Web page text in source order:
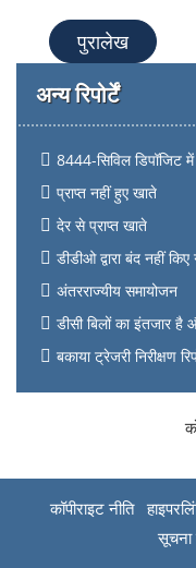
पुरालेख
अन्य रिपोर्टें
8444-सिविल डिपॉजिट
प्राप्त नहीं हुए खाते
देर से प्राप्त खाते
डीडीओ द्वारा बंद नहीं
अंतरराज्यीय समायोजन
डीसी बिलों का इंतजार
बकाया ट्रेजरी निरीक्षण
कॉपीराइट नीति
सूचना